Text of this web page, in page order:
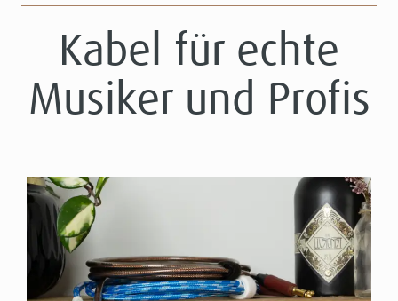
Kabel für echte
Musiker und Profis